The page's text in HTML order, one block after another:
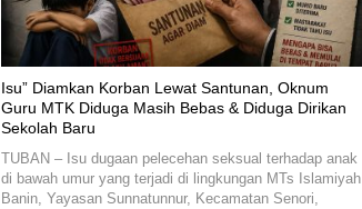
‎Isu” Diamkan Korban Lewat Santunan, Oknum
Guru MTK Diduga Masih Bebas & Diduga Dirikan
Sekolah Baru
TUBAN – Isu dugaan pelecehan seksual terhadap anak
di bawah umur yang terjadi di lingkungan MTs Islamiyah
Banin, Yayasan Sunnatunnur, Kecamatan Senori,